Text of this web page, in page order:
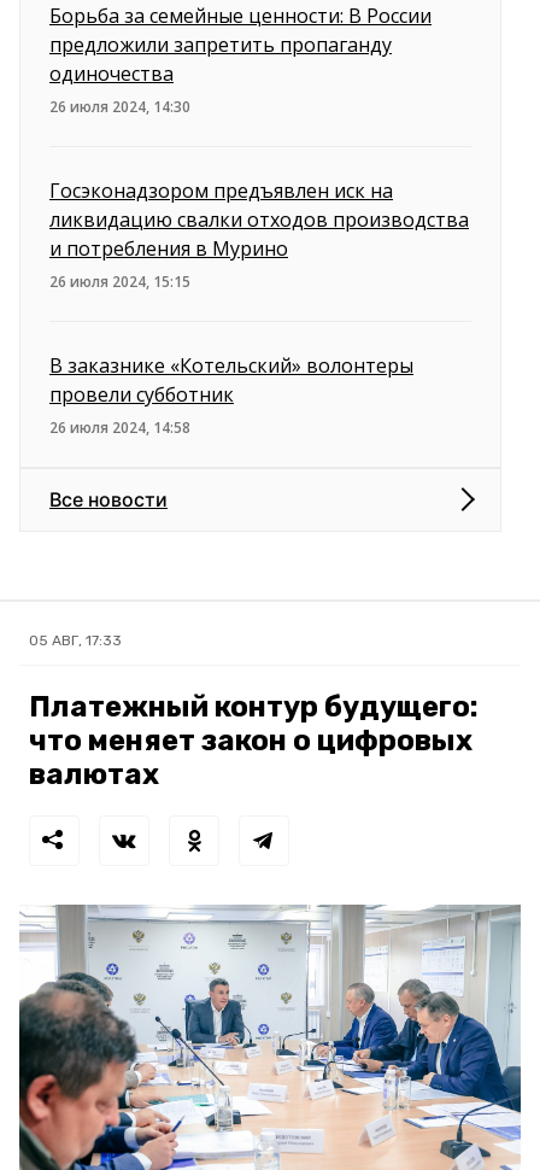
Борьба за семейные ценности: В России
предложили запретить пропаганду
одиночества
26 июля 2024, 14:30
Госэконадзором предъявлен иск на
ликвидацию свалки отходов производства
и потребления в Мурино
26 июля 2024, 15:15
В заказнике «Котельский» волонтеры
провели субботник
26 июля 2024, 14:58
Все новости
05 АВГ, 17:33
Платежный контур будущего:
что меняет закон о цифровых
валютах